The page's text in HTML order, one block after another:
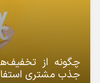
چگونه از
جذب مشتری